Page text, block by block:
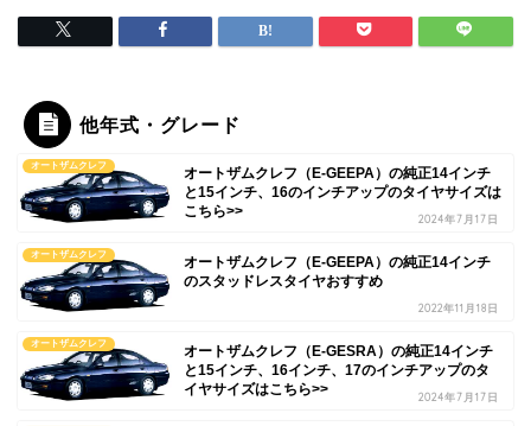
他年式・グレード
オートザムクレフ
オートザムクレフ（E-GEEPA）の純正14インチ
と15インチ、16のインチアップのタイヤサイズは
こちら>>
2024年7月17日
オートザムクレフ
オートザムクレフ（E-GEEPA）の純正14インチ
のスタッドレスタイヤおすすめ
2022年11月18日
オートザムクレフ
オートザムクレフ（E-GESRA）の純正14インチ
と15インチ、16インチ、17のインチアップのタ
イヤサイズはこちら>>
2024年7月17日